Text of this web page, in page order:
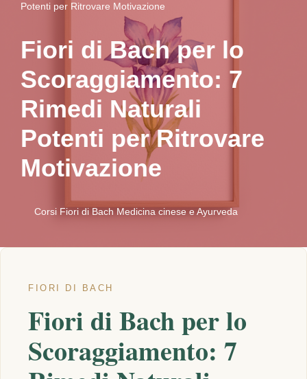
Potenti per Ritrovare Motivazione
Fiori di Bach per lo
Scoraggiamento: 7
Rimedi Naturali
Potenti per Ritrovare
Motivazione
Corsi Fiori di Bach Medicina cinese e Ayurveda
FIORI DI BACH
Fiori di Bach per lo
Scoraggiamento: 7